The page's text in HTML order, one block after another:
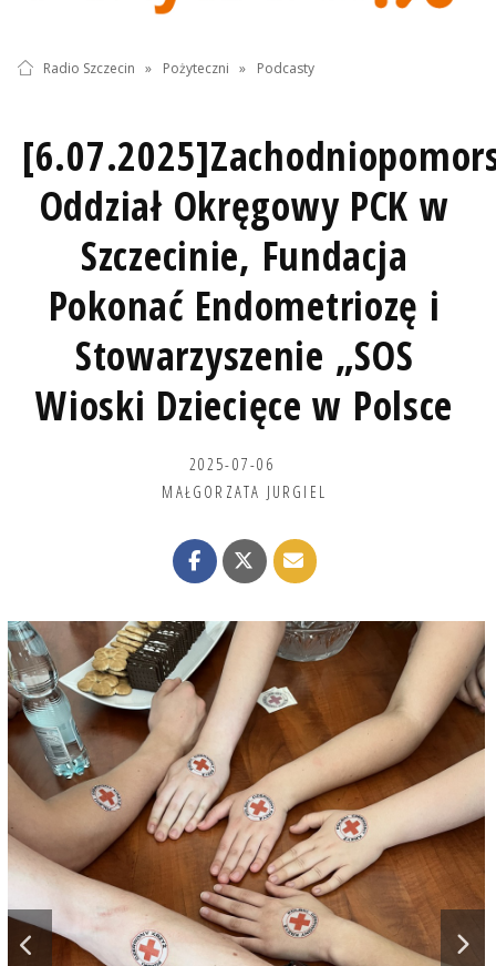
Radio Szczecin » Pożyteczni » Podcasty
Oddział Okręgowy PCK w
Szczecinie, Fundacja
Pokonać Endometriozę i
Stowarzyszenie „SOS
Wioski Dziecięce w Polsce
2025-07-06
MAŁGORZATA JURGIEL